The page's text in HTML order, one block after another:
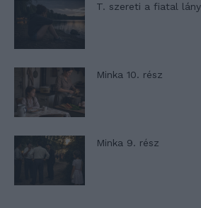
T. szereti a fiatal
Minka 10. rész
Minka 9. rész